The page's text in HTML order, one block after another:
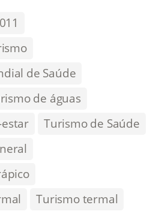
de Saúde
de águas
Turismo de Saúde
Turismo termal